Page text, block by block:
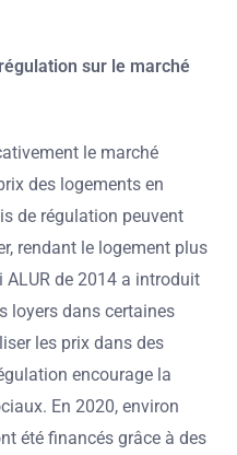
sur le marché
le marché
des logements en
de régulation peuvent
rendant le logement plus
ALUR de 2014 a introduit
loyers dans certaines
les prix dans des
encourage la
En 2020, environ
été financés grâce à des